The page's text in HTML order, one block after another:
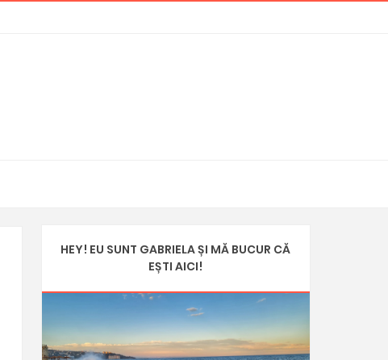
HEY! EU SUNT GABRIELA ȘI MĂ BUCUR CĂ
EȘTI AICI!